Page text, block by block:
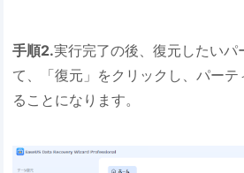
手順2.実行完了の後、復元したいパ
て、「復元」をクリックし、パーテ
ることになります。